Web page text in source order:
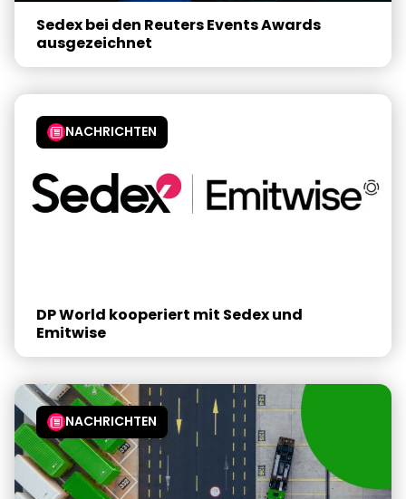
Sedex bei den Reuters Events Awards
ausgezeichnet
NACHRICHTEN
DP World kooperiert mit Sedex und
Emitwise
NACHRICHTEN